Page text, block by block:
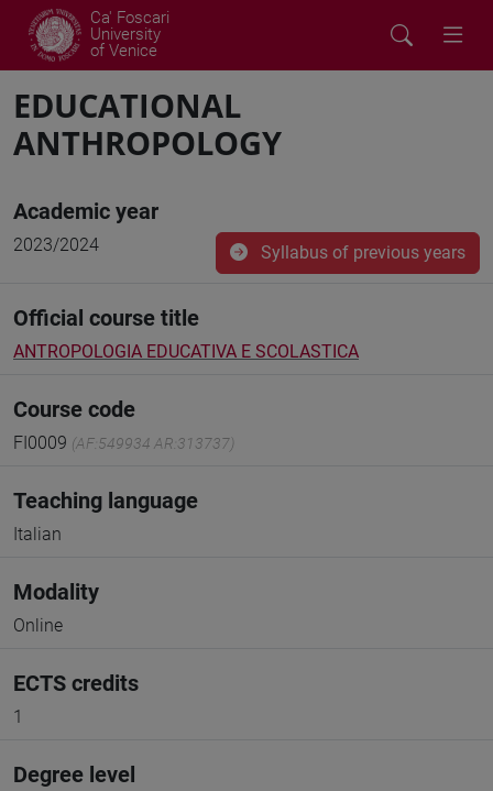
Ca' Foscari
University
of Venice
EDUCATIONAL
ANTHROPOLOGY
Academic year
2023/2024 Syllabus of previous years
Official course title
ANTROPOLOGIA EDUCATIVA E SCOLASTICA
Course code
FI0009 (AF:549934 AR:313737)
Teaching language
Italian
Modality
Online
ECTS credits
1
Degree level